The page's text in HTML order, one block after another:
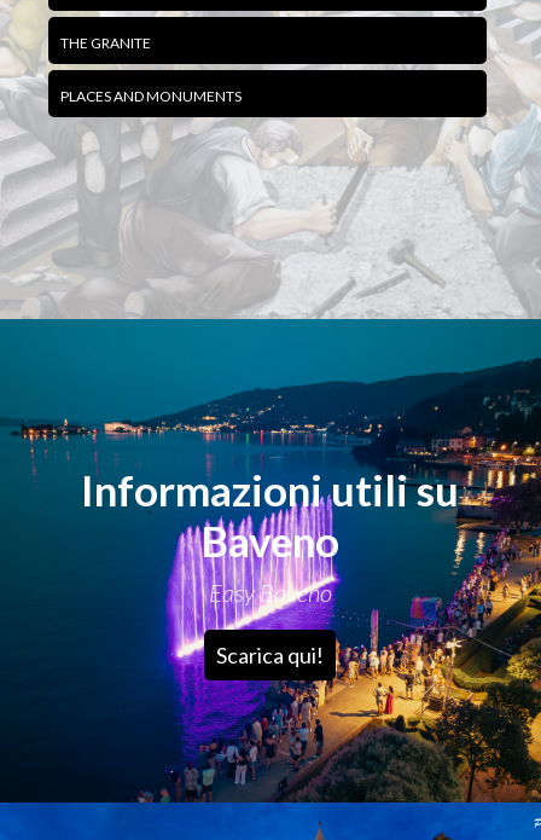
THE GRANITE
PLACES AND MONUMENTS
Informazioni utili su
Baveno
Easy Baveno
Scarica qui!